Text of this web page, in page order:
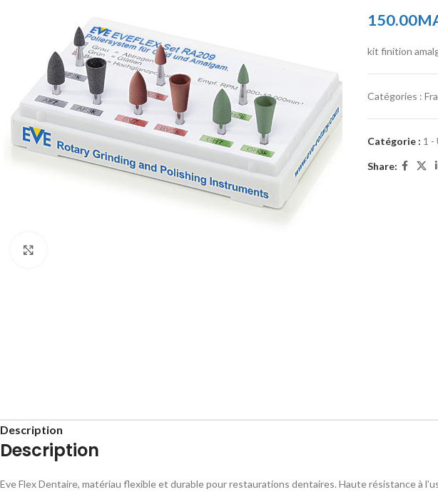
150.00
kit finition
Catégories :
Catégorie : 1 -
Share:
Description
Description
Eve Flex Dentaire, matériau flexible et durable pour restaurations dentaires. Haute résistance à